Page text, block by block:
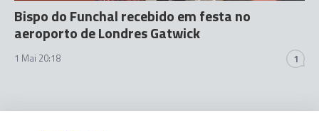
Bispo do Funchal recebido em festa no
aeroporto de Londres Gatwick
1 Mai 20:18 1